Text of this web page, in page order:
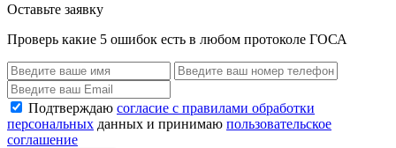
Оставьте заявку
Проверь какие 5 ошибок есть в любом протоколе ГОСА
Подтверждаю согласие с правилами обработки
персональных данных и принимаю пользовательское
соглашение